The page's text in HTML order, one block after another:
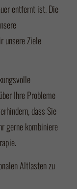
entfernt ist. Die
unsere Ziele
Ihre Probleme
dass Sie
gerne kombiniere
Altlasten zu